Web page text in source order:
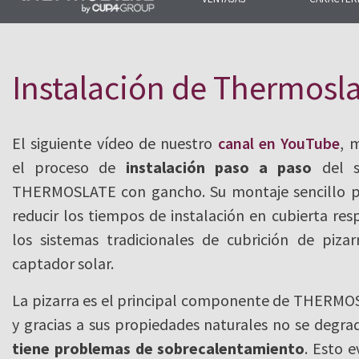
Gracias a su concepción modular,
pizarra natural. Su instalación es
puedes tener tu SISTEMA
en sólo 3 horas.
Instalación de
El siguiente vídeo de nuestro canal en YouTube,
el proceso de instalación paso a paso del
THERMOSLATE con gancho. Su montaje sencillo
reducir los tiempos de instalación en cubierta
los sistemas tradicionales de cubrición de
captador solar.
La pizarra es el principal componente de
y gracias a sus propiedades naturales no se
tiene problemas de sobrecalentamiento. Esto